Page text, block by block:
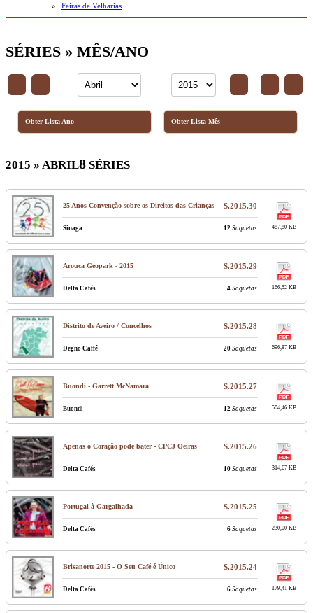
Feiras de Velharias
SÉRIES » MÊS/ANO
Obter Lista Ano Obter Lista Mês
2015 » ABRIL8 SÉRIES
25 Anos Convenção sobre os Direitos das Crianças S.2015.30
487,80 KB
Sinaga 12 Saquetas
Arouca Geopark - 2015 S.2015.29
166,52 KB
Delta Cafés 4 Saquetas
Distrito de Aveiro / Concelhos S.2015.28
696,87 KB
Degno Caffé 20 Saquetas
Buondi - Garrett McNamara S.2015.27
504,46 KB
Buondi 12 Saquetas
Apenas o Coração pode bater - CPCJ Oeiras S.2015.26
314,67 KB
Delta Cafés 10 Saquetas
Portugal à Gargalhada S.2015.25
230,00 KB
Delta Cafés 6 Saquetas
Brisanorte 2015 - O Seu Café é Único S.2015.24
179,41 KB
Delta Cafés 6 Saquetas